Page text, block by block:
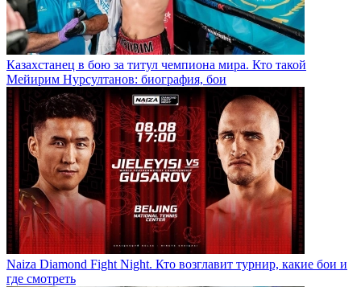
Казахстанец в бою за титул чемпиона мира. Кто такой
Мейирим Нурсултанов: биография, бои
Naiza Diamond Fight Night. Кто возглавит турнир, какие бои и
где смотреть